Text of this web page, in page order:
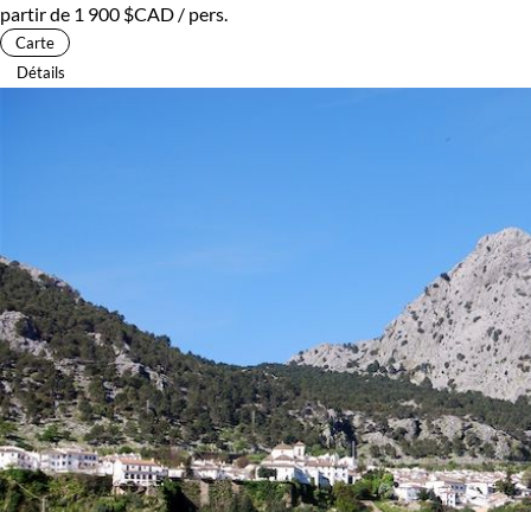
partir de 1 900 $CAD / pers.
Carte
Détails